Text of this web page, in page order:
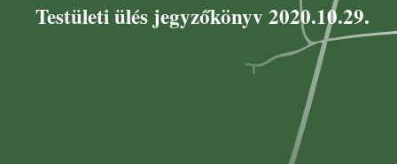
Testületi ülés jegyzőkönyv 2020.10.29.